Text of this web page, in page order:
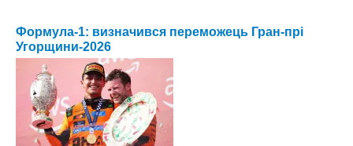
Формула-1: визначився переможець Гран-прі
Угорщини-2026